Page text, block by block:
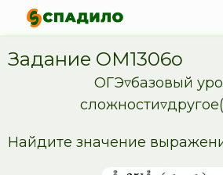
Задание OM1306o
ОГЭ▿базовый
Найдите значение